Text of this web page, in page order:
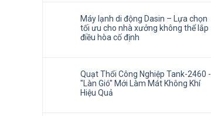
Máy lạnh di động Dasin – Lựa chọn
tối ưu cho nhà xưởng không thể lắp
điều hòa cố định
Quạt Thổi Công Nghiệp Tank-2460 -
"Làn Gió" Mới Làm Mát Không Khí
Hiệu Quả